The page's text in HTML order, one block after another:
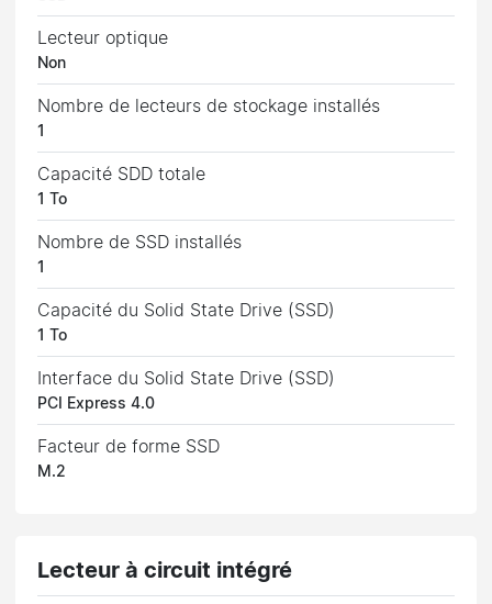
Lecteur optique
Non
Nombre de lecteurs de stockage installés
1
Capacité SDD totale
1 To
Nombre de SSD installés
1
Capacité du Solid State Drive (SSD)
1 To
Interface du Solid State Drive (SSD)
PCI Express 4.0
Facteur de forme SSD
M.2
Lecteur à circuit intégré